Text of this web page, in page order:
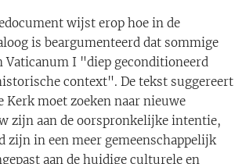
wijst erop hoe in de
is beargumenteerd dat sommige
Vaticanum I "diep geconditioneerd
context". De tekst suggereert
Kerk moet zoeken naar nieuwe
zijn aan de oorspronkelijke intentie,
zijn in een meer gemeenschappelijk
aan de huidige culturele en